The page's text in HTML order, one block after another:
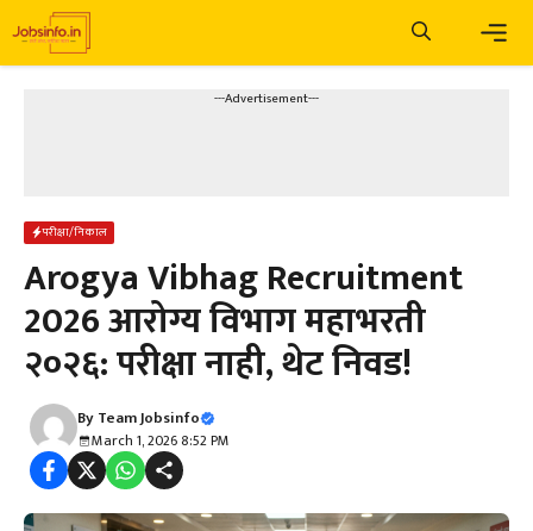
to
content
---Advertisement---
परीक्षा/निकाल
Arogya Vibhag Recruitment
2026 आरोग्य विभाग महाभरती
२०२६: परीक्षा नाही, थेट निवड!
ByTeam Jobsinfo
March 1, 2026 8:52 PM